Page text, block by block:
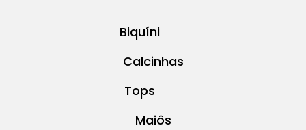
Biquíni
Calcinhas
Tops
Maiôs